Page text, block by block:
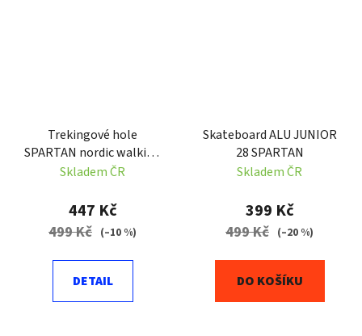
Trekingové hole
SPARTAN nordic walking
105-135cm Modrá
Skladem ČR
447 Kč
499 Kč (–10 %)
DETAIL
Skateboard ALU JUNIOR
28 SPARTAN
Skladem ČR
399 Kč
499 Kč (–20 %)
DO KOŠÍKU